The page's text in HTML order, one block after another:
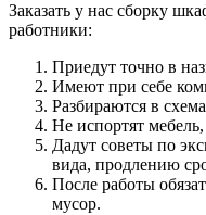
Заказать у нас сборку
работники:
Приедут точно в
Имеют при себе
Разбираются в
Не испортят
Дадут советы по
вида, продлению
После работы
мусор.